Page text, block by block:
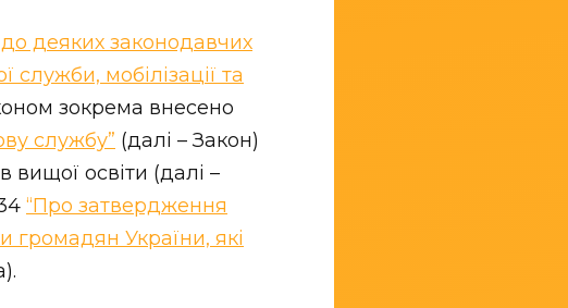
деяких законодавчих
мобілізації та
зокрема внесено
службу” (далі – Закон)
вищої освіти (далі –
“Про затвердження
громадян України, які